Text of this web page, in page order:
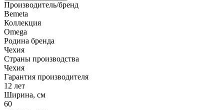
Производитель/бренд
Bemeta
Коллекция
Omega
Родина бренда
Чехия
Страны производства
Чехия
Гарантия производителя
12 лет
Ширина, см
60